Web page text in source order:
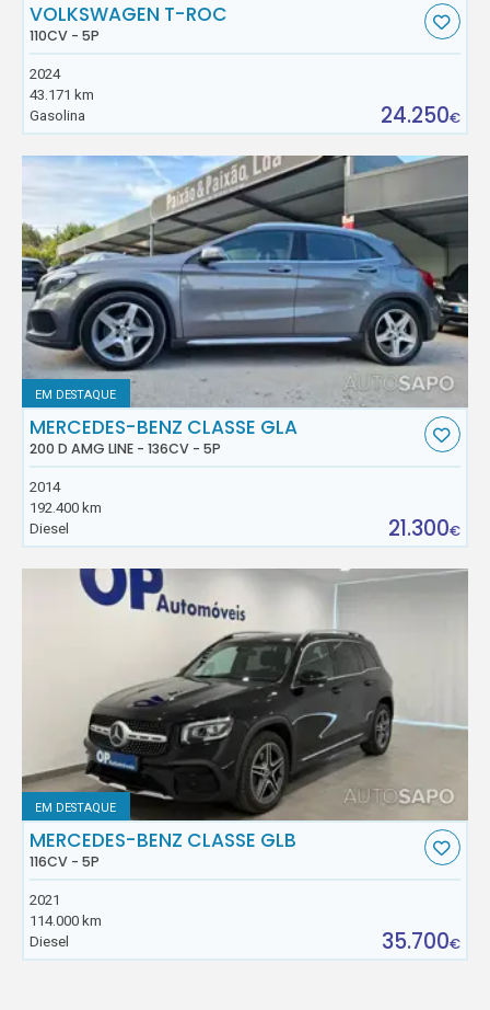
VOLKSWAGEN T-ROC
110CV - 5P
2024
43.171 km
Gasolina
24.250€
EM DESTAQUE
MERCEDES-BENZ CLASSE GLA
200 D AMG LINE - 136CV - 5P
2014
192.400 km
Diesel
21.300€
EM DESTAQUE
MERCEDES-BENZ CLASSE GLB
116CV - 5P
2021
114.000 km
Diesel
35.700€